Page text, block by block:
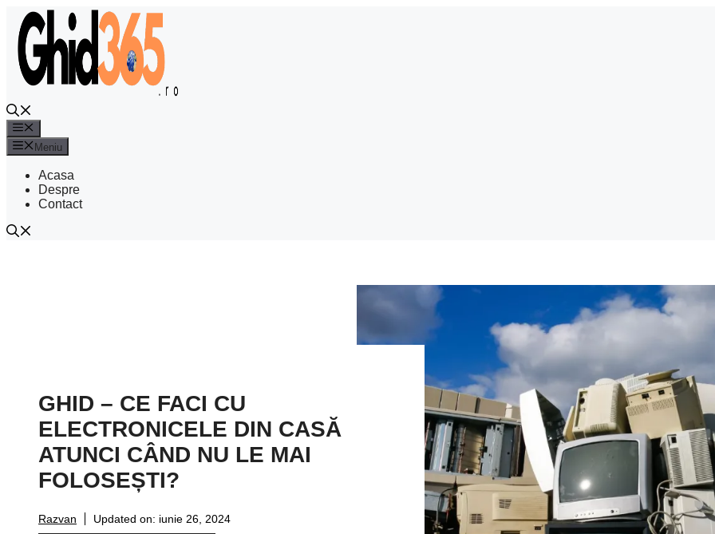
Sari
conținut
Meniu
Acasa
Despre
Contact
GHID – CE FACI CU
ELECTRONICELE DIN CASĂ
ATUNCI CÂND NU LE MAI
FOLOSEȘTI?
Razvan Updated on: iunie 26, 2024